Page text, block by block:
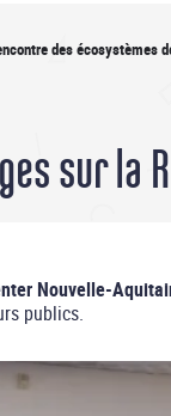
des écosystèmes
sur
Nouvelle-
publics.